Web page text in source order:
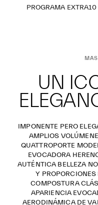
PROGRAMA EXTRA10
UN
IMPONENTE PERO
AMPLIOS
QUATTROPORTE
EVOCADORA
AUTÉNTICA BELLEZA
Y
COMPOSTURA
APARIENCIA
AERODINÁMICA DE